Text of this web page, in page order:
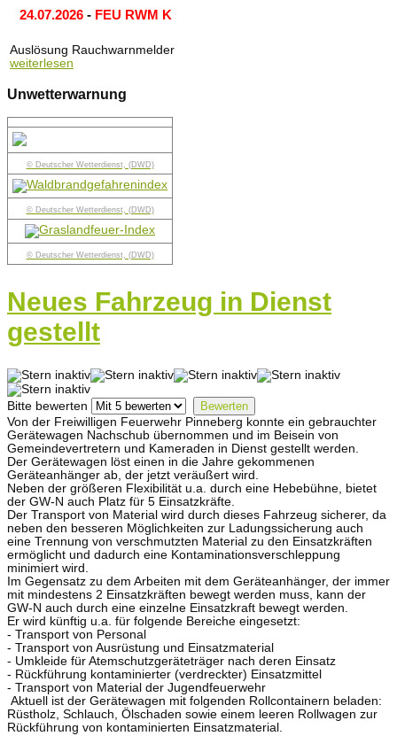
24.07.2026 - FEU RWM K
Auslösung Rauchwarnmelder
weiterlesen
Unwetterwarnung
© Deutscher Wetterdienst, (DWD)
© Deutscher Wetterdienst, (DWD)
© Deutscher Wetterdienst, (DWD)
Neues Fahrzeug in Dienst
gestellt
Bitte bewerten
Von der Freiwilligen Feuerwehr Pinneberg konnte ein gebrauchter
Gerätewagen Nachschub übernommen und im Beisein von
Gemeindevertretern und Kameraden in Dienst gestellt werden.
Der Gerätewagen löst einen in die Jahre gekommenen
Geräteanhänger ab, der jetzt veräußert wird.
Neben der größeren Flexibilität u.a. durch eine Hebebühne, bietet
der GW-N auch Platz für 5 Einsatzkräfte.
Der Transport von Material wird durch dieses Fahrzeug sicherer, da
neben den besseren Möglichkeiten zur Ladungssicherung auch
eine Trennung von verschmutzten Material zu den Einsatzkräften
ermöglicht und dadurch eine Kontaminationsverschleppung
minimiert wird.
Im Gegensatz zu dem Arbeiten mit dem Geräteanhänger, der immer
mit mindestens 2 Einsatzkräften bewegt werden muss, kann der
GW-N auch durch eine einzelne Einsatzkraft bewegt werden.
Er wird künftig u.a. für folgende Bereiche eingesetzt:
- Transport von Personal
- Transport von Ausrüstung und Einsatzmaterial
- Umkleide für Atemschutzgeräteträger nach deren Einsatz
- Rückführung kontaminierter (verdreckter) Einsatzmittel
- Transport von Material der Jugendfeuerwehr
Aktuell ist der Gerätewagen mit folgenden Rollcontainern beladen:
Rüstholz, Schlauch, Ölschaden sowie einem leeren Rollwagen zur
Rückführung von kontaminierten Einsatzmaterial.